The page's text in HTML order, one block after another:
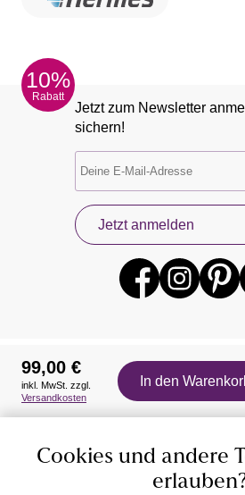
10%
Rabatt
Jetzt zum Newsletter
sichern!
Jetzt anmelden
Auszeichnungen
99,00 €
inkl. MwSt. zzgl.
Versandkosten
In den
Cookies und andere